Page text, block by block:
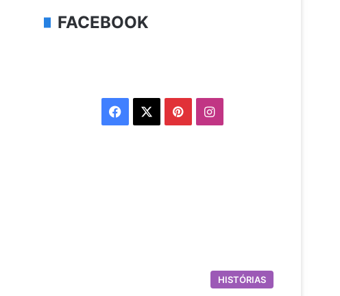
FACEBOOK
Facebook PinterestInstagram
HISTÓRIAS